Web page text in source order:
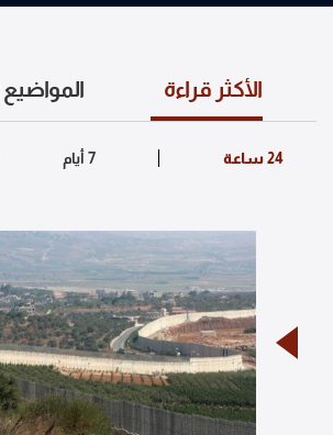
الأكثر قراءة